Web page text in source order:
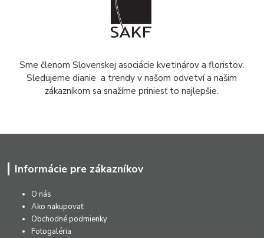
Sme členom Slovenskej asociácie kvetinárov a floristov.
Sledujemedianiea trendy v našom odvetví a našim
zákazníkom sa snažíme priniesť to najlepšie.
Informácie pre zákazníkov
O nás
Ako nakupovať
Obchodné podmienky
Fotogaléria